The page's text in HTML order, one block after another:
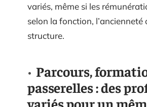
variés, même si les
selon la fonction, l’ancienneté
structure.
Parcours,
passerelles : des
variés pour un